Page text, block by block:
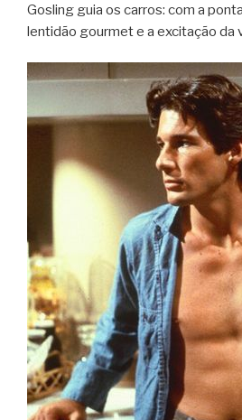
Gos­ling guia os car­ros: com a
len­ti­dão gour­met e a exci­ta­ção da